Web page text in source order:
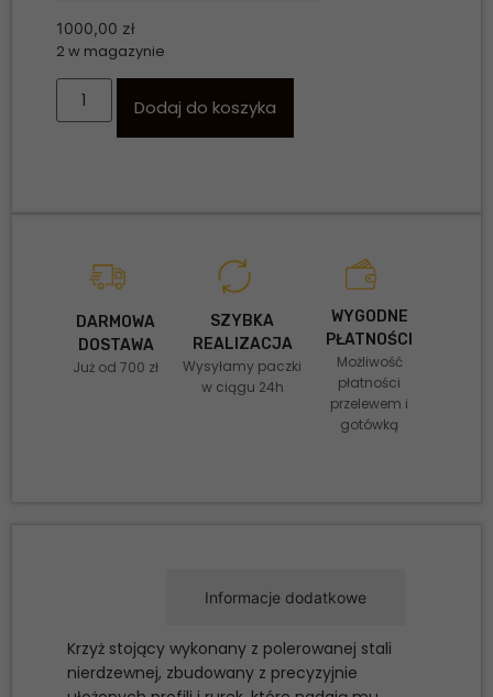
1000,00 zł
2 w magazynie
Dodaj do koszyka
DARMOWA
DOSTAWA
Już od 700 zł
SZYBKA
REALIZACJA
Wysyłamy paczki
w ciągu 24h
WYGODNE
PŁATNOŚCI
Możliwość
płatności
przelewem i
gotówką
Informacje dodatkowe
Krzyż stojący wykonany z polerowanej stali
nierdzewnej, zbudowany z precyzyjnie